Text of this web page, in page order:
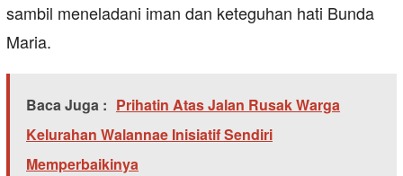
sambil meneladani iman dan keteguhan hati Bunda
Maria.
Baca Juga : Prihatin Atas Jalan Rusak Warga
Kelurahan Walannae Inisiatif Sendiri
Memperbaikinya